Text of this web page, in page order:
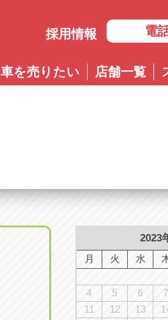
採用情報 電
岐阜
058-379-0525
アップル大垣IC南店
0584-87-0200
アップ
岐
アップル恵那店
アップル各務原店
岐阜県各務原市各務おがせ町9-206-1
車を売りたい 店舗一覧
2023
月 火 水
4
5 6 7
11
12 13